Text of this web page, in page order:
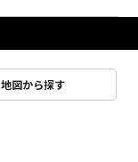
地図から探す